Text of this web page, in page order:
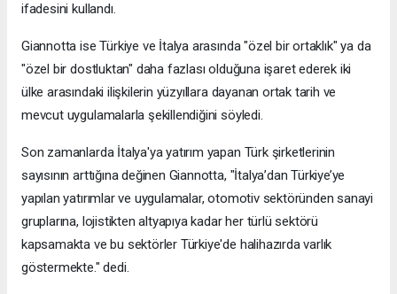
ifadesini kullandı.
Giannotta ise Türkiye ve İtalya arasında "özel bir ortaklık" ya da
"özel bir dostluktan" daha fazlası olduğuna işaret ederek iki
ülke arasındaki ilişkilerin yüzyıllara dayanan ortak tarih ve
mevcut uygulamalarla şekillendiğini söyledi.
Son zamanlarda İtalya'ya yatırım yapan Türk şirketlerinin
sayısının arttığına değinen Giannotta, "İtalya’dan Türkiye’ye
yapılan yatırımlar ve uygulamalar, otomotiv sektöründen sanayi
gruplarına, lojistikten altyapıya kadar her türlü sektörü
kapsamakta ve bu sektörler Türkiye'de halihazırda varlık
göstermekte." dedi.